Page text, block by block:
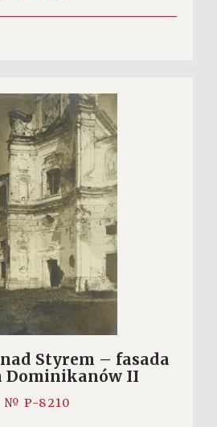
Styrem – fasada
Dominikanów II
№ P-8210